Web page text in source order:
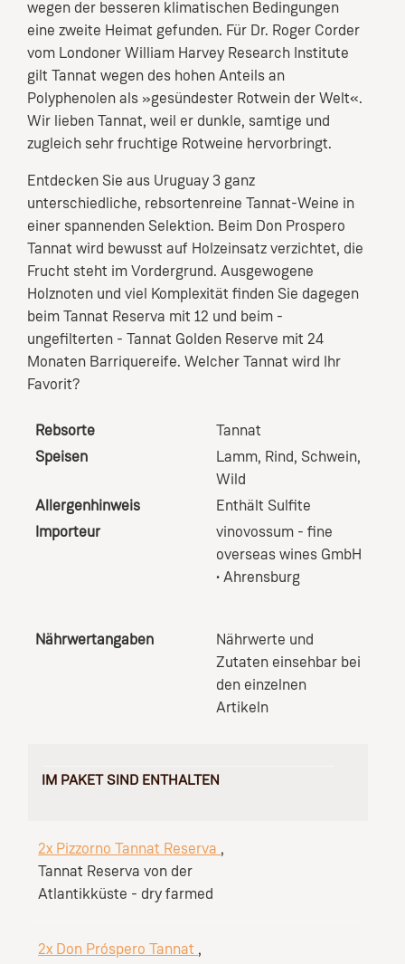
wegen der besseren klimatischen Bedingungen
eine zweite Heimat gefunden. Für Dr. Roger Corder
vom Londoner William Harvey Research Institute
gilt Tannat wegen des hohen Anteils an
Polyphenolen als »gesündester Rotwein der Welt«.
Wir lieben Tannat, weil er dunkle, samtige und
zugleich sehr fruchtige Rotweine hervorbringt.
Entdecken Sie aus Uruguay 3 ganz
unterschiedliche, rebsortenreine Tannat-Weine in
einer spannenden Selektion. Beim Don Prospero
Tannat wird bewusst auf Holzeinsatz verzichtet, die
Frucht steht im Vordergrund. Ausgewogene
Holznoten und viel Komplexität finden Sie dagegen
beim Tannat Reserva mit 12 und beim -
ungefilterten - Tannat Golden Reserve mit 24
Monaten Barriquereife. Welcher Tannat wird Ihr
Favorit?
Rebsorte
Tannat
Speisen
Lamm, Rind, Schwein,
Wild
Allergenhinweis
Enthält Sulfite
Importeur
vinovossum - fine
overseas wines GmbH
• Ahrensburg
Nährwertangaben
Nährwerte und
Zutaten einsehbar bei
den einzelnen
Artikeln
IM PAKET SIND ENTHALTEN
2x Pizzorno Tannat Reserva ,
Tannat Reserva von der
Atlantikküste - dry farmed
2x Don Próspero Tannat ,